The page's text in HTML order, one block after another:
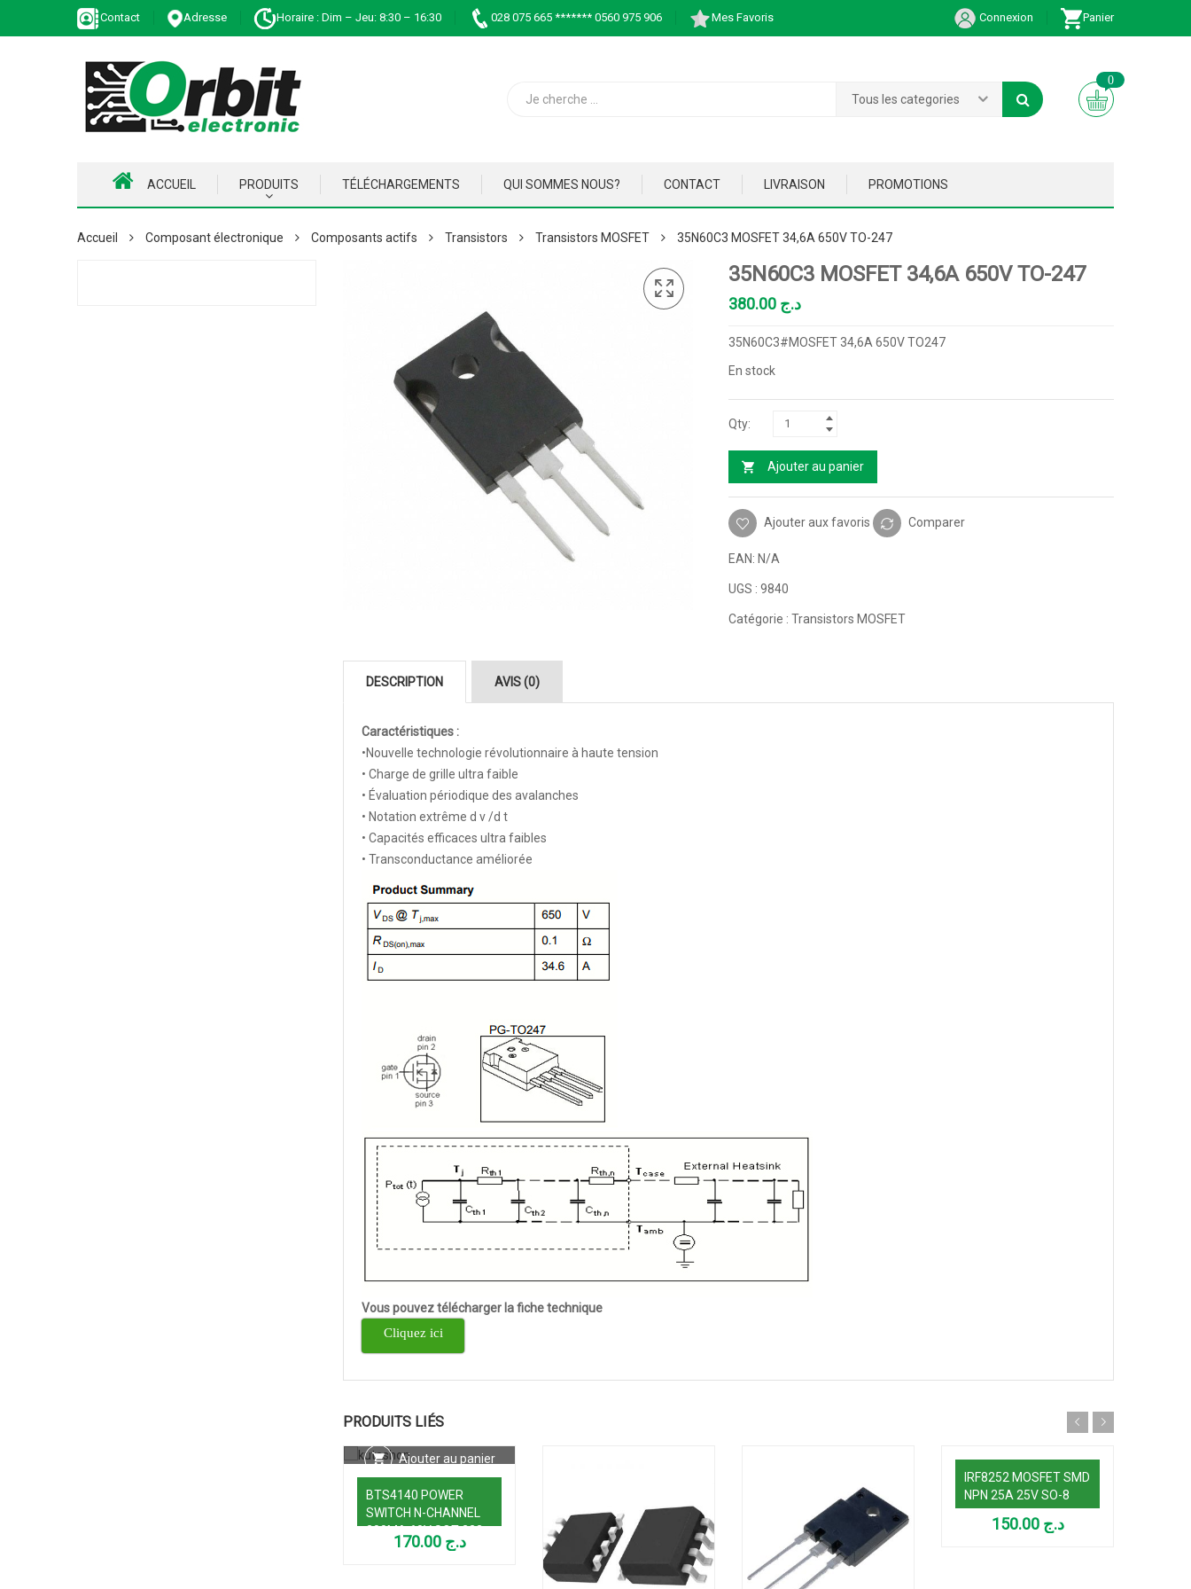
Contact Adresse Horaire : Dim – Jeu: 8:30 – 16:30 028 075 665 ******* 0560 975 906 Mes Favoris Connexion Panier
Tous les categories
0
ACCUEIL PRODUITS TÉLÉCHARGEMENTS QUI SOMMES NOUS? CONTACT LIVRAISON PROMOTIONS
Accueil Composant électronique Composants actifs Transistors Transistors MOSFET 35N60C3 MOSFET 34,6A 650V TO-247
35N60C3 MOSFET 34,6A 650V TO-247
د.ج
35N60C3#MOSFET 34,6A 650V TO247
En stock
Ajouter au panier
Ajouter aux favoris Comparer
EAN: N/A
UGS : 9840
Catégorie : Transistors MOSFET
DESCRIPTION AVIS (0)
Caractéristiques :
•Nouvelle technologie révolutionnaire à haute tension
• Charge de grille ultra faible
• Évaluation périodique des avalanches
• Notation extrême d v/d t
• Capacités efficaces ultra faibles
• Transconductance améliorée
Vous pouvez télécharger la fiche technique
Cliquez ici
PRODUITS LIÉS
Ajouter au panier
BTS4140 POWER
SWITCH N-CHANNEL
200MA 60V SOT-223
د.ج 170.00
IRF8252 MOSFET SMD
NPN 25A 25V SO-8
د.ج 150.00